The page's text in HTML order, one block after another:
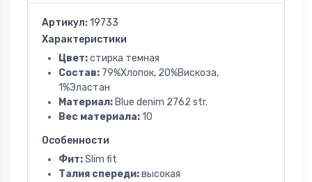
Артикул: 19733
Характеристики
Цвет:стирка темная
Состав: 79%Хлопок, 20%Вискоза,
1%Эластан
Материал: Blue denim 2762 str.
Вес материала:10
Особенности
Фит:Slim fit
Талия спереди:высокая